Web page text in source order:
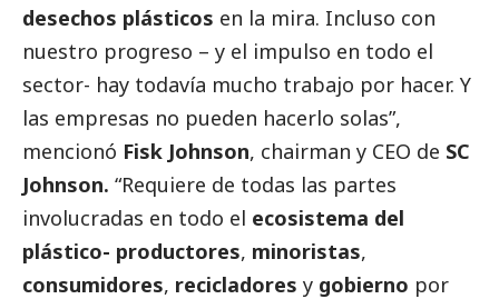
desechos plásticos en la mira. Incluso con
nuestro progreso – y el impulso en todo el
sector- hay todavía mucho trabajo por hacer. Y
las empresas no pueden hacerlo solas”,
mencionó Fisk Johnson, chairman y CEO de SC
Johnson. “Requiere de todas las partes
involucradas en todo el ecosistema del
plástico- productores, minoristas,
consumidores, recicladores y gobierno por